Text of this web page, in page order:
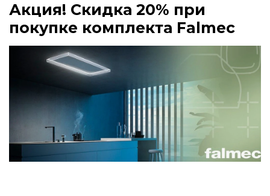
Акция! Скидка 20% при
покупке комплекта Falmec